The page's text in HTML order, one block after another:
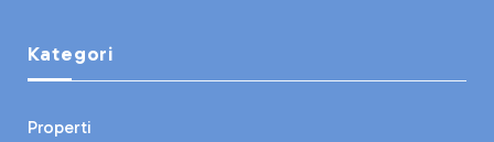
Kategori
Properti